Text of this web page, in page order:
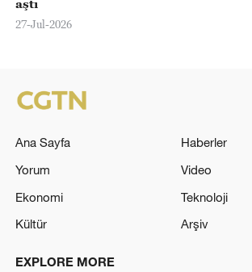
aştı
27-Jul-2026
Ana Sayfa
Haberler
Yorum
Video
Ekonomi
Teknoloji
Kültür
Arşiv
EXPLORE MORE